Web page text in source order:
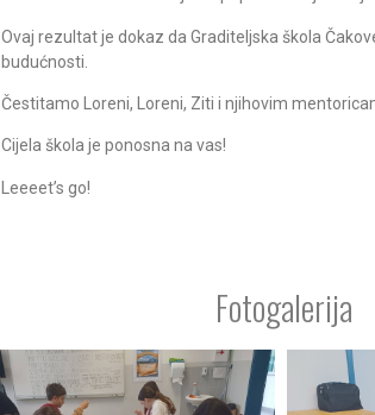
Ovaj rezultat je dokaz da Graditeljska škola
budućnosti.
Čestitamo Loreni, Loreni, Ziti i njihovim
Cijela škola je ponosna na vas!
Leeeet’s go!
Fotogalerija